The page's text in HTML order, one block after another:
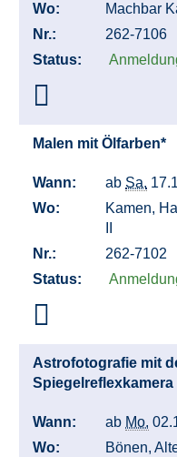
Wo:
Machbar
Nr.:
262-7106
Status:
Malen mit Ölfarben*
Wann: ab Sa.
Wo:
Kamen,
Nr.:
262-7102
Status:
Astrofotografie mit
Spiegelreflexkamera
Wann: ab Mo.
Wo:
Bönen,